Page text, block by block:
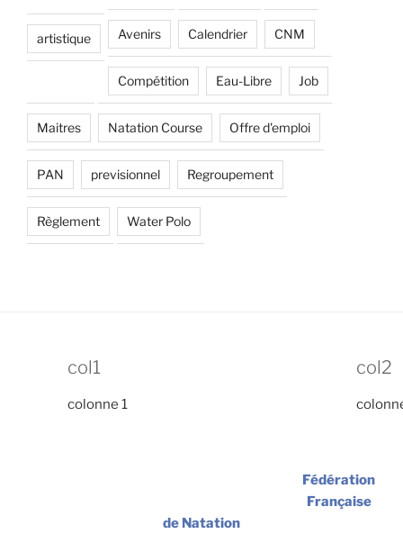
artistique Avenirs Calendrier CNM
Compétition Eau-Libre Job
Maitres Natation Course Offre d'emploi
PAN previsionnel Regroupement
Règlement Water Polo
col1
colonne 1
col2
Fédération
Française
de Natation